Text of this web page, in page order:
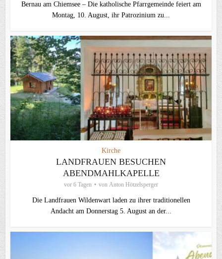
Bernau am Chiemsee – Die katholische Pfarrgemeinde feiert am
Montag, 10. August, ihr Patrozinium zu...
Kirche
LANDFRAUEN BESUCHEN
ABENDMAHLKAPELLE
vor 6 Tagen von Anton Hötzelsperger
Die Landfrauen Wildenwart laden zu ihrer traditionellen
Andacht am Donnerstag 5. August an der...